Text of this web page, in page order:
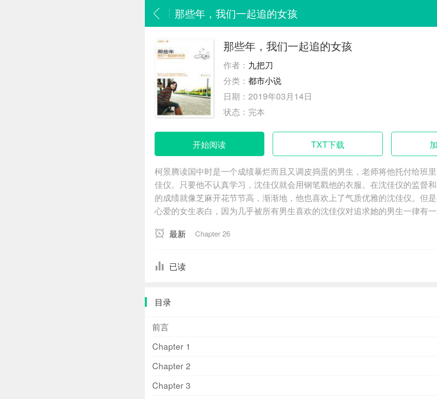
那些年，我们一起追的女孩
那些年，我们一起追的女孩
作者： 九把刀
分类：都市小说
日期：2019年03月14日
状态： 完本
开始阅读 TXT下载
柯景腾读国中时是一个成绩暴烂而且又调皮捣蛋的男生，老师将他托付给班
佳仪。只要他不认真学习，沈佳仪就会用钢笔戳他的衣服。在沈佳仪的监督
的成绩就像芝麻开花节节高，渐渐地，他也喜欢上了气质优雅的沈佳仪。但
心爱的女生表白，因为几乎被所有男生喜欢的沈佳仪对追求她的男生一律有
她对他究竟有没有别样的感觉呢？柯景腾暗恋沈佳仪八年最终能否修得正果
最新 Chapter 26
已读
目录
前言
Chapter 1
Chapter 2
Chapter 3